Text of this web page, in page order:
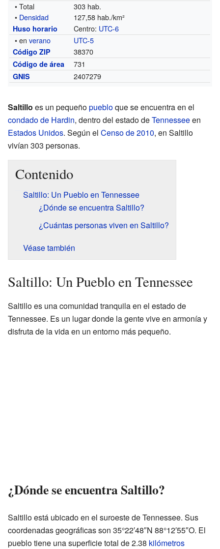
• Total
303 hab.
• Densidad 127,58 hab./km²
Huso horario Centro: UTC-6
• enverano UTC-5
Código ZIP 38370
Código de área 731
GNIS 2407279
Saltillo es un pequeñopuebloque se encuentra en el
condado de Hardin, dentro del estado deTennesseeen
Estados Unidos. Según el Censo de 2010, en Saltillo
vivían 303 personas.
Contenido
Saltillo: Un Pueblo en Tennessee
¿Dónde se encuentra Saltillo?
¿Cuántas personas viven en Saltillo?
Véase también
Saltillo: Un Pueblo en Tennessee
Saltillo es una comunidad tranquila en el estado de
Tennessee. Es un lugar donde la gente vive en armonía y
disfruta de la vida en un entorno más pequeño.
¿Dónde se encuentra Saltillo?
Saltillo está ubicado en el suroeste de Tennessee. Sus
coordenadas geográficas son 35°22′48″N 88°12′55″O. El
pueblo tiene una superficie total de 2.38 kilómetros